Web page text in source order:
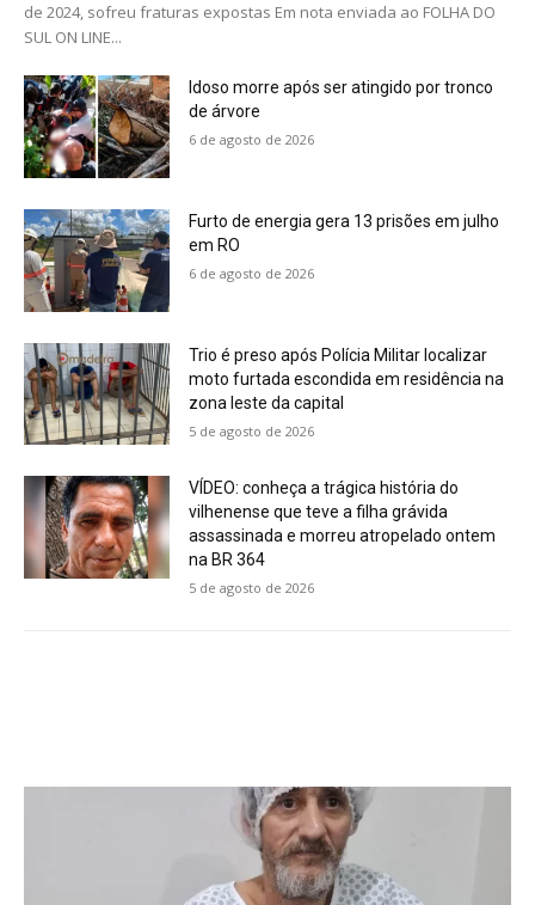
de 2024, sofreu fraturas expostas Em nota enviada ao FOLHA DO
SUL ON LINE...
Idoso morre após ser atingido por tronco
de árvore
6 de agosto de 2026
Furto de energia gera 13 prisões em julho
em RO
6 de agosto de 2026
Trio é preso após Polícia Militar localizar
moto furtada escondida em residência na
zona leste da capital
5 de agosto de 2026
VÍDEO: conheça a trágica história do
vilhenense que teve a filha grávida
assassinada e morreu atropelado ontem
na BR 364
5 de agosto de 2026